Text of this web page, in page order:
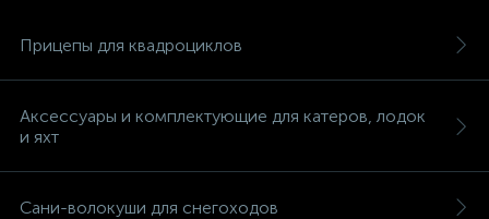
Прицепы для квадроциклов
Аксессуары и комплектующие для катеров, лодок
и яхт
Сани-волокуши для снегоходов